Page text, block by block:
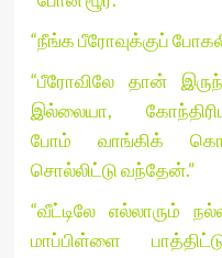
“நீங்க பீரோவுக்குப்
“பீரோவிலே தான்
இல்லையா,
போம் வாங்கிக்
சொல்லிட்டு வந்தேன்.”
“வீட்டிலே எல்லாரும்
மாப்பிள்ளை